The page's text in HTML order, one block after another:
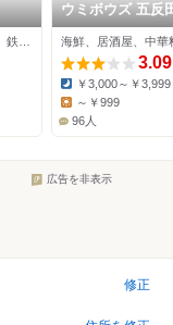
ウミボウズ 五反
前店
海鮮、居酒屋、中華
3.09
Dinner:
￥3,000～￥3,999
Lunch:
～￥999
96人
広告を非表示
修正